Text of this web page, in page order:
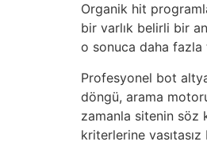
Organik hit
bir varlık belirli bir
o sonuca daha fazla
Profesyonel bot
döngü, arama
zamanla sitenin söz
kriterlerine